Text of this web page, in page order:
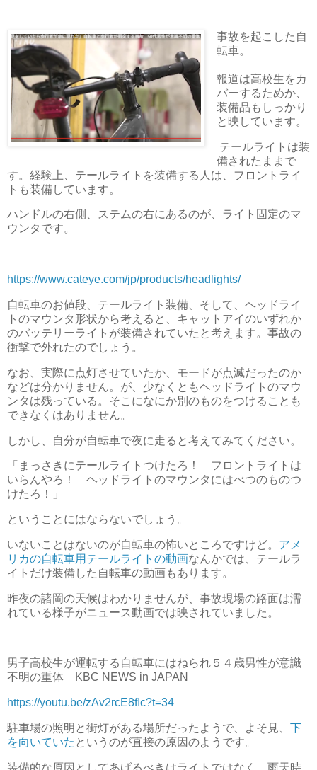
事故を起こした自
転車。
報道は高校生をカ
バーするためか、
装備品もしっかり
と映しています。
テールライトは装
備されたままで
す。経験上、テールライトを装備する人は、フロントライ
トも装備しています。
ハンドルの右側、ステムの右にあるのが、ライト固定のマ
ウンタです。
https://www.cateye.com/jp/products/headlights/
自転車のお値段、テールライト装備、そして、ヘッドライ
トのマウンタ形状から考えると、キャットアイのいずれか
のバッテリーライトが装備されていたと考えます。事故の
衝撃で外れたのでしょう。
なお、実際に点灯させていたか、モードが点滅だったのか
などは分かりません。が、少なくともヘッドライトのマウ
ンタは残っている。そこになにか別のものをつけることも
できなくはありません。
しかし、自分が自転車で夜に走ると考えてみてください。
「まっさきにテールライトつけたろ！ フロントライトは
いらんやろ！ ヘッドライトのマウンタにはべつのものつ
けたろ！」
ということにはならないでしょう。
いないことはないのが自転車の怖いところですけど。 アメ
リカの自転車用テールライトの動画なんかでは、テールラ
イトだけ装備した自転車の動画もあります。
昨夜の諸岡の天候はわかりませんが、事故現場の路面は濡
れている様子がニュース動画では映されていました。
男子高校生が運転する自転車にはねられ５４歳男性が意識
不明の重体 KBC NEWS in JAPAN
https://youtu.be/zAv2rcE8fIc?t=34
駐車場の照明と街灯がある場所だったようで、よそ見、 下
を向いていた というのが直接の原因のようです。
装備的な原因としてあげるべきはライトではなく、雨天時